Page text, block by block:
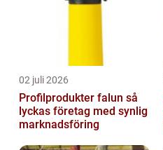
02 juli 2026
Profilprodukter falun så
lyckas företag med synlig
marknadsföring